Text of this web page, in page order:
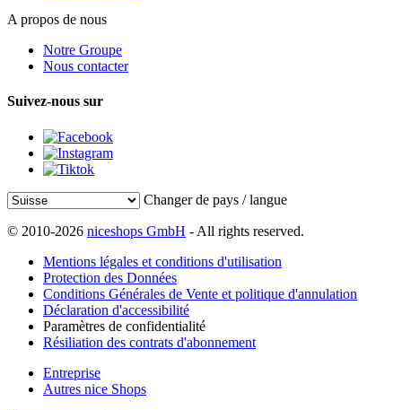
A propos de nous
Notre Groupe
Nous contacter
Suivez-nous sur
Changer de pays / langue
© 2010-2026 niceshops GmbH - All rights reserved.
Mentions légales et conditions d'utilisation
Protection des Données
Conditions Générales de Vente et politique d'annulation
Déclaration d'accessibilité
Paramètres de confidentialité
Résiliation des contrats d'abonnement
Entreprise
Autres nice Shops